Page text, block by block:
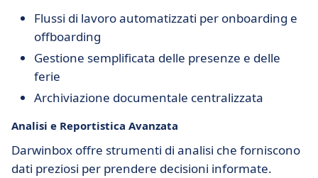
Flussi di lavoro automatizzati per onboarding e
offboarding
Gestione semplificata delle presenze e delle
ferie
Archiviazione documentale centralizzata
Analisi e Reportistica Avanzata
Darwinbox offre strumenti di analisi che forniscono
dati preziosi per prendere decisioni informate.